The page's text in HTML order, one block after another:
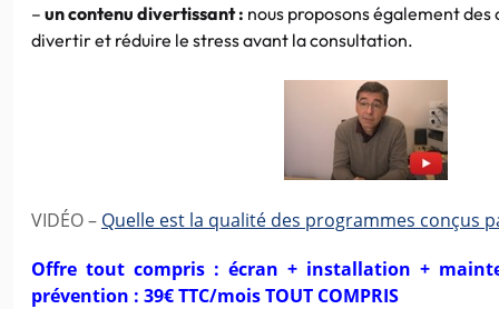
– un contenu divertissant : nous proposons également des
divertir et réduire le stress avant la consultation.
VIDÉO – Quelle est la qualité des programmes conçus
Offre tout compris : écran + installation +
prévention : 39€ TTC/mois TOUT COMPRIS